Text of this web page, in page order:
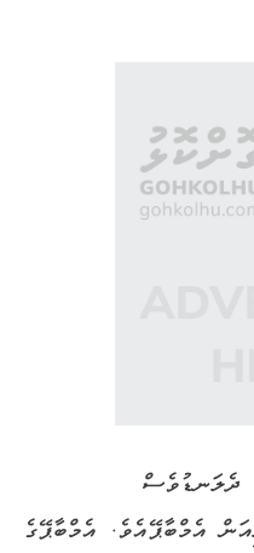
ދެލަނޑުވެސް
އެމްބާޕޭއެވެ. އެމްބާޕޭގެ